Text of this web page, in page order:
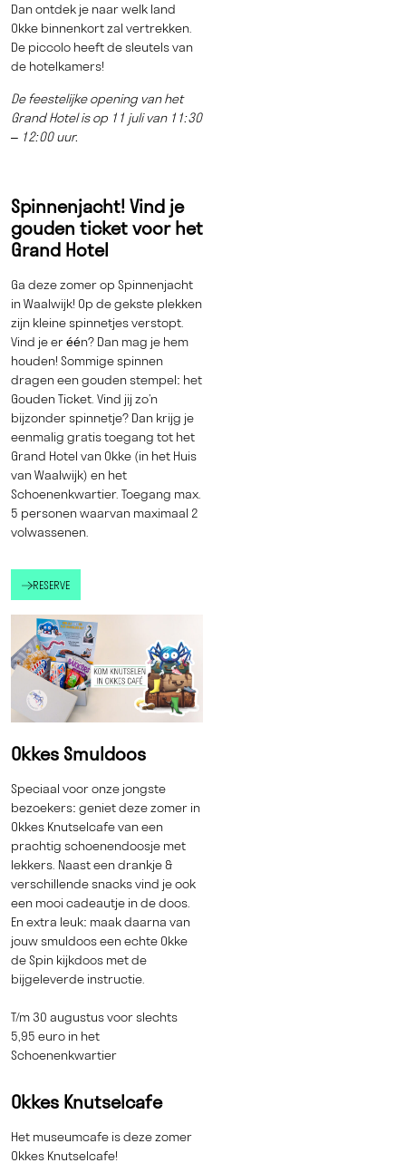
Dan ontdek je naar welk land
Okke binnenkort zal vertrekken.
De piccolo heeft de sleutels van
de hotelkamers!
De feestelijke opening van het
Grand Hotel is op 11 juli van 11:30
– 12:00 uur.
Spinnenjacht! Vind je
gouden ticket voor het
Grand Hotel
Ga deze zomer op Spinnenjacht
in Waalwijk! Op de gekste plekken
zijn kleine spinnetjes verstopt.
Vind je er één? Dan mag je hem
houden! Sommige spinnen
dragen een gouden stempel: het
Gouden Ticket. Vind jij zo’n
bijzonder spinnetje? Dan krijg je
eenmalig gratis toegang tot het
Grand Hotel van Okke (in het Huis
van Waalwijk) en het
Schoenenkwartier. Toegang max.
5 personen waarvan maximaal 2
volwassenen.
RESERVE
Okkes Smuldoos
Speciaal voor onze jongste
bezoekers: geniet deze zomer in
Okkes Knutselcafe van een
prachtig schoenendoosje met
lekkers. Naast een drankje &
verschillende snacks vind je ook
een mooi cadeautje in de doos.
En extra leuk: maak daarna van
jouw smuldoos een echte Okke
de Spin kijkdoos met de
bijgeleverde instructie.
T/m 30 augustus voor slechts
5,95 euro in het
Schoenenkwartier
Okkes Knutselcafe
Het museumcafe is deze zomer
Okkes Knutselcafe!